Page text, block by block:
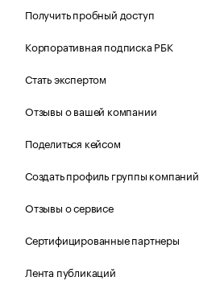
Получить пробный доступ
Корпоративная подписка РБК
Стать экспертом
Отзывы о вашей компании
Поделиться кейсом
Создать профиль группы компаний
Отзывы о сервисе
Сертифицированные партнеры
Лента публикаций